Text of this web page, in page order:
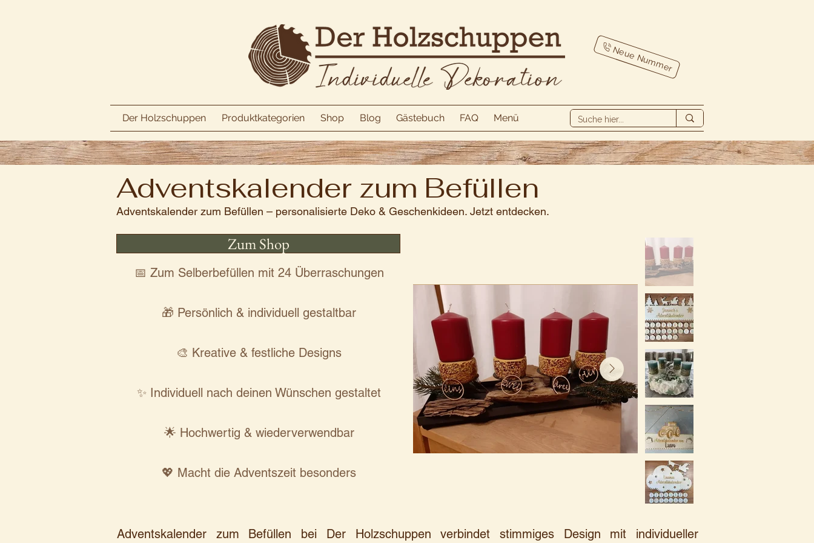
Neue Nummer
Der Holzschuppen Produktkategorien Shop Blog Gästebuch FAQ Menü
Adventskalender zum Befüllen
Adventskalender zum Befüllen – personalisierte Deko & Geschenkideen. Jetzt entdecken.
Zum Shop
📅 Zum Selberbefüllen mit 24 Überraschungen
🎁 Persönlich & individuell gestaltbar
🎨 Kreative & festliche Designs
✨ Individuell nach deinen Wünschen gestaltet
🌟 Hochwertig & wiederverwendbar
💖 Macht die Adventszeit besonders
Adventskalender zum Befüllen bei Der Holzschuppen verbindet stimmiges Design mit individueller